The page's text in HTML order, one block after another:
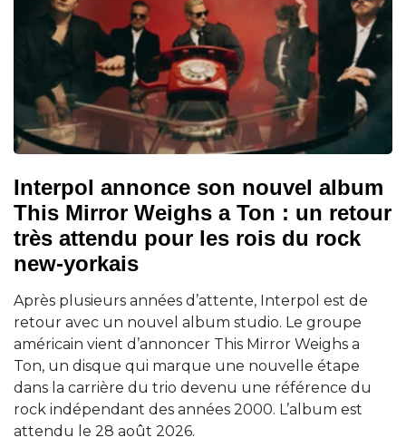
Interpol annonce son nouvel album
This Mirror Weighs a Ton : un retour
très attendu pour les rois du rock
new-yorkais
Après plusieurs années d’attente, Interpol est de
retour avec un nouvel album studio. Le groupe
américain vient d’annoncer This Mirror Weighs a
Ton, un disque qui marque une nouvelle étape
dans la carrière du trio devenu une référence du
rock indépendant des années 2000. L’album est
attendu le 28 août 2026.